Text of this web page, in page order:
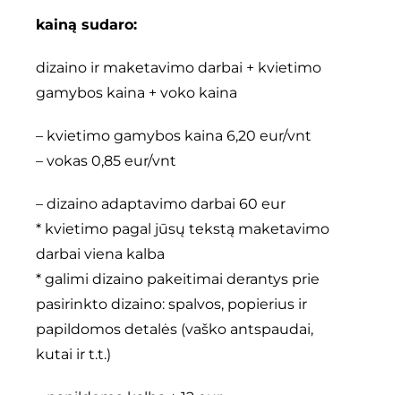
kainą sudaro:
dizaino ir maketavimo darbai + kvietimo
gamybos kaina + voko kaina
– kvietimo gamybos kaina 6,20 eur/vnt
– vokas 0,85 eur/vnt
– dizaino adaptavimo darbai 60 eur
* kvietimo pagal jūsų tekstą maketavimo
darbai viena kalba
* galimi dizaino pakeitimai derantys prie
pasirinkto dizaino: spalvos, popierius ir
papildomos detalės (vaško antspaudai,
kutai ir t.t.)